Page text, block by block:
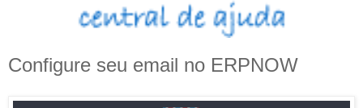
Configure seu email no ERPNOW